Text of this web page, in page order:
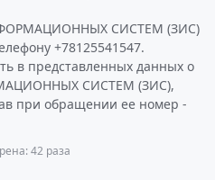
СИСТЕМ (ЗИС)
+78125541547.
в представленных данных о
СИСТЕМ (ЗИС),
при обращении ее номер -
42 раза